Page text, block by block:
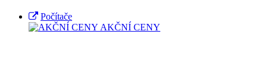
Počítače
AKČNÍ CENY